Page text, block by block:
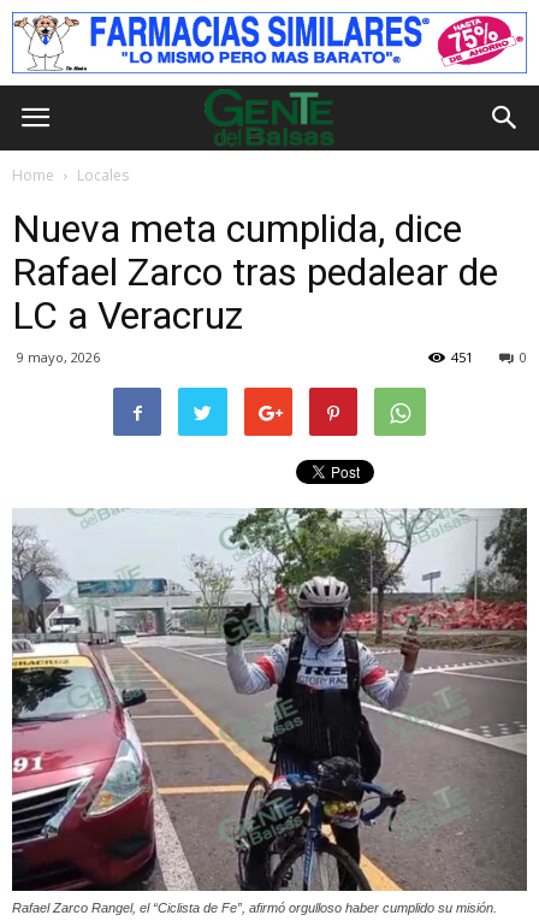
Home Locales
Nueva meta cumplida, dice
Rafael Zarco tras pedalear de
LC a Veracruz
9 mayo, 2026 0
451
Rafael Zarco Rangel, el “Ciclista de Fe”, afirmó orgulloso haber cumplido su misión.